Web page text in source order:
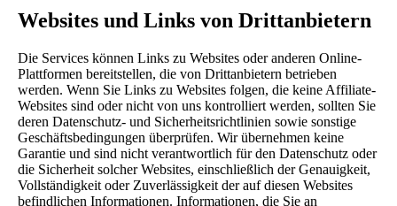
Websites und Links von Drittanbietern
Die Services können Links zu Websites oder anderen Online-
Plattformen bereitstellen, die von Drittanbietern betrieben
werden. Wenn Sie Links zu Websites folgen, die keine Affiliate-
Websites sind oder nicht von uns kontrolliert werden, sollten Sie
deren Datenschutz- und Sicherheitsrichtlinien sowie sonstige
Geschäftsbedingungen überprüfen. Wir übernehmen keine
Garantie und sind nicht verantwortlich für den Datenschutz oder
die Sicherheit solcher Websites, einschließlich der Genauigkeit,
Vollständigkeit oder Zuverlässigkeit der auf diesen Websites
befindlichen Informationen. Informationen, die Sie an